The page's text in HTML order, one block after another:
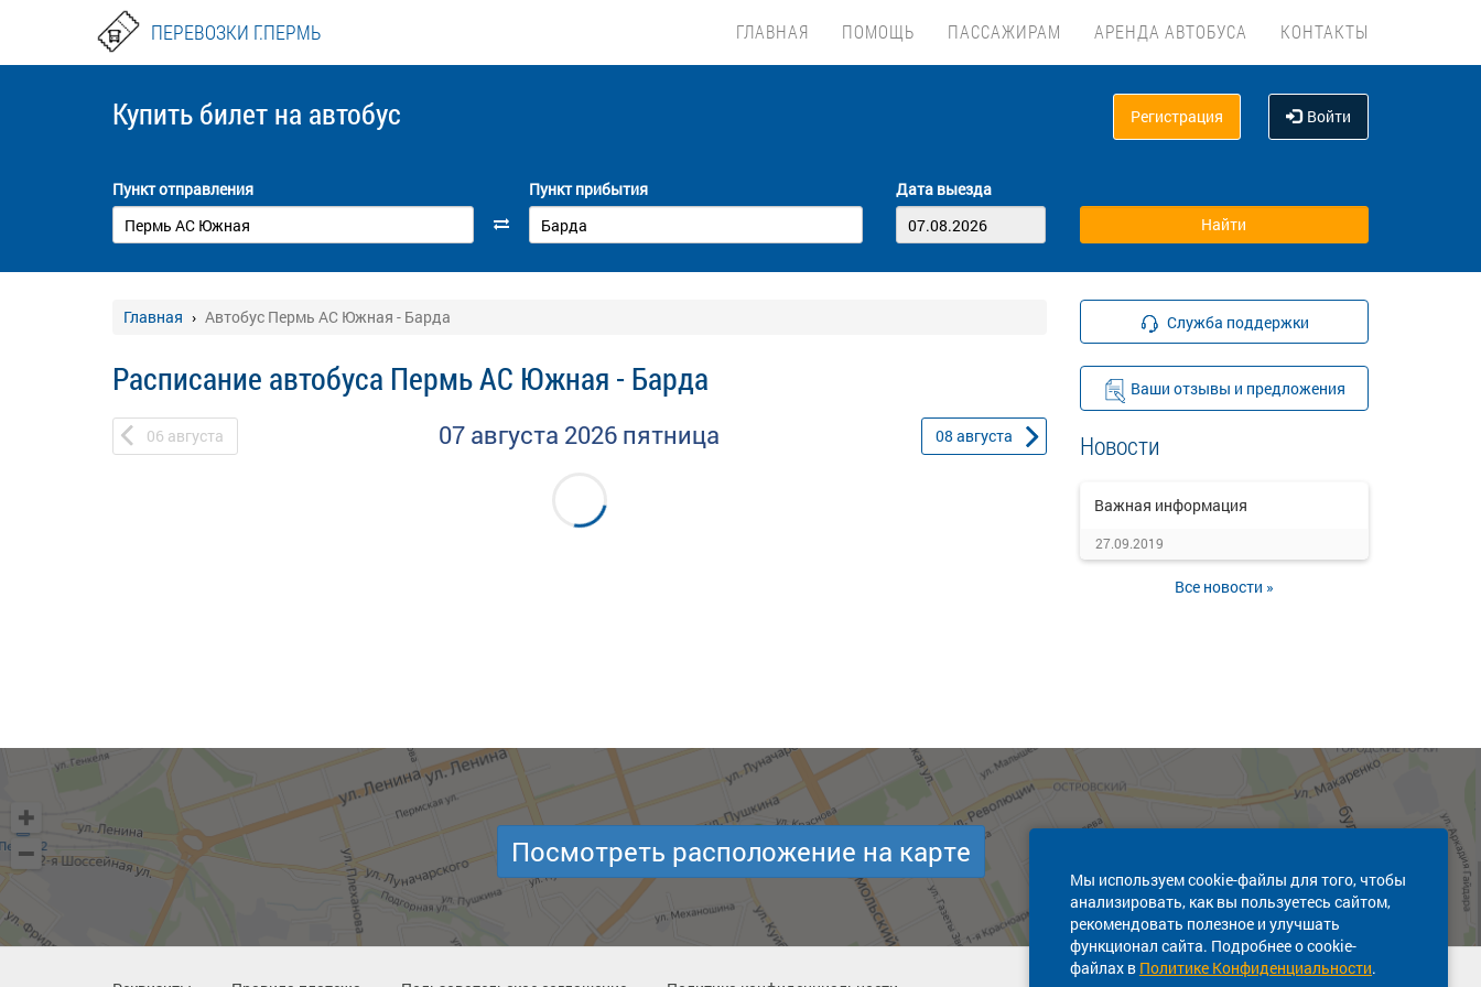
ПЕРЕВОЗКИ Г.ПЕРМЬ ГЛАВНАЯ ПОМОЩЬ ПАССАЖИРАМ АРЕНДА АВТОБУСА КОНТАКТЫ
Купить билет на автобус Регистрация Войти
Пункт отправления Пункт прибытия Дата выезда
Главная Автобус Пермь АС Южная - Барда
Расписание автобуса Пермь АС Южная - Барда
06 августа 07 августа 2026 пятница 08 августа
Служба поддержки
Ваши отзывы и предложения
Новости
Важная информация
27.09.2019
Все новости »
Мы используем cookie-файлы для того, чтобы
анализировать, как вы пользуетесь сайтом,
рекомендовать полезное и улучшать
функционал сайта. Подробнее о cookie-
файлах в Политике Конфиденциальности.
Посмотреть расположение на карте